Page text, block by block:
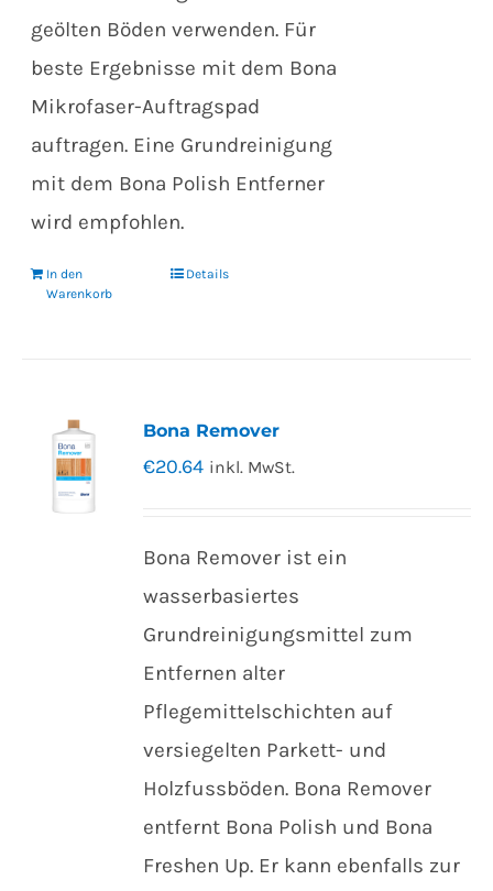
geölten Böden verwenden. Für
beste Ergebnisse mit dem Bona
Mikrofaser-Auftragspad
auftragen. Eine Grundreinigung
mit dem Bona Polish Entferner
wird empfohlen.
In den
Warenkorb
Details
Bona Remover
€20.64 inkl. MwSt.
Bona Remover ist ein
wasserbasiertes
Grundreinigungsmittel zum
Entfernen alter
Pflegemittelschichten auf
versiegelten Parkett- und
Holzfussböden. Bona Remover
entfernt Bona Polish und Bona
Freshen Up. Er kann ebenfalls zur